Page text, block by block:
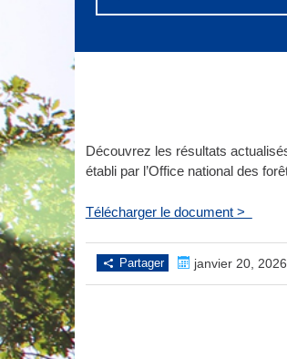
Découvrez les résultats
établi par l’Office national des
Télécharger le document >
Partager janvier 20,